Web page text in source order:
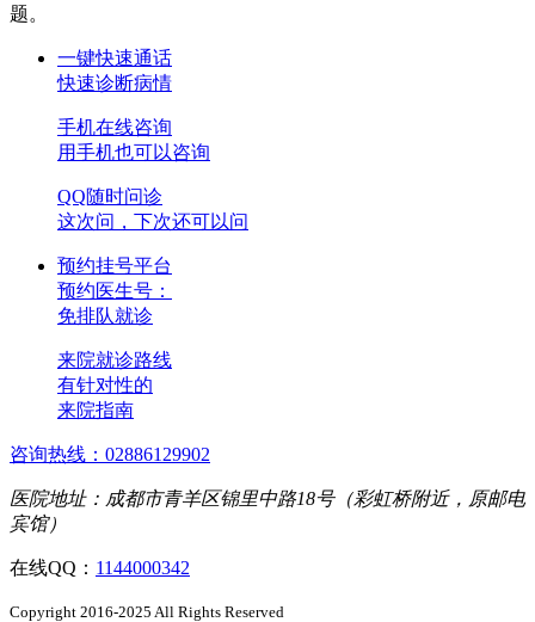
题。
一键快速通话
快速诊断病情
手机在线咨询
用手机也可以咨询
QQ随时问诊
这次问，下次还可以问
预约挂号平台
预约医生号：
免排队就诊
来院就诊路线
有针对性的
来院指南
咨询热线：02886129902
医院地址：成都市青羊区锦里中路18号（彩虹桥附近，原邮电
宾馆）
在线QQ： 1144000342
Copyright 2016-2025 All Rights Reserved